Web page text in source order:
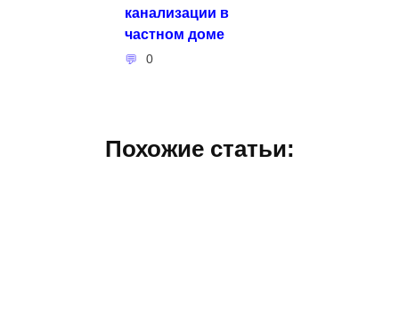
канализации в
частном доме
0
Похожие статьи: